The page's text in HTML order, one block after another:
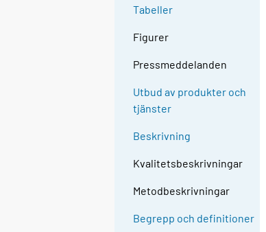
Tabeller
Figurer
Pressmeddelanden
Utbud av produkter och
tjänster
Beskrivning
Kvalitetsbeskrivningar
Metodbeskrivningar
Begrepp och definitioner